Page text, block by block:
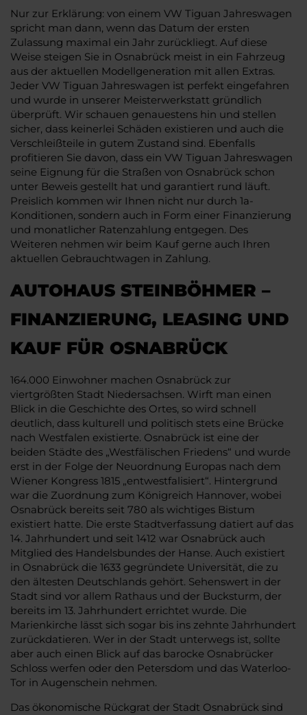
Nur zur Erklärung: von einem VW Tiguan Jahreswagen
spricht man dann, wenn das Datum der ersten
Zulassung maximal ein Jahr zurückliegt. Auf diese
Weise steigen Sie in Osnabrück meist in ein Fahrzeug
aus der aktuellen Modellgeneration mit allen Extras.
Jeder VW Tiguan Jahreswagen ist perfekt eingefahren
und wurde in unserer Meisterwerkstatt gründlich
überprüft. Wir schauen genauestens hin und stellen
sicher, dass keinerlei Schäden existieren und auch die
Verschleißteile in gutem Zustand sind. Ebenfalls
profitieren Sie davon, dass ein VW Tiguan Jahreswagen
seine Eignung für die Straßen von Osnabrück schon
unter Beweis gestellt hat und garantiert rund läuft.
Preislich kommen wir Ihnen nicht nur durch 1a-
Konditionen, sondern auch in Form einer Finanzierung
und monatlicher Ratenzahlung entgegen. Des
Weiteren nehmen wir beim Kauf gerne auch Ihren
aktuellen Gebrauchtwagen in Zahlung.
AUTOHAUS STEINBÖHMER –
FINANZIERUNG, LEASING UND
KAUF FÜR OSNABRÜCK
164.000 Einwohner machen Osnabrück zur
viertgrößten Stadt Niedersachsen. Wirft man einen
Blick in die Geschichte des Ortes, so wird schnell
deutlich, dass kulturell und politisch stets eine Brücke
nach Westfalen existierte. Osnabrück ist eine der
beiden Städte des „Westfälischen Friedens“ und wurde
erst in der Folge der Neuordnung Europas nach dem
Wiener Kongress 1815 „entwestfalisiert“. Hintergrund
war die Zuordnung zum Königreich Hannover, wobei
Osnabrück bereits seit 780 als wichtiges Bistum
existiert hatte. Die erste Stadtverfassung datiert auf das
14. Jahrhundert und seit 1412 war Osnabrück auch
Mitglied des Handelsbundes der Hanse. Auch existiert
in Osnabrück die 1633 gegründete Universität, die zu
den ältesten Deutschlands gehört. Sehenswert in der
Stadt sind vor allem Rathaus und der Bucksturm, der
bereits im 13. Jahrhundert errichtet wurde. Die
Marienkirche lässt sich sogar bis ins zehnte Jahrhundert
zurückdatieren. Wer in der Stadt unterwegs ist, sollte
aber auch einen Blick auf das barocke Osnabrücker
Schloss werfen oder den Petersdom und das Waterloo-
Tor in Augenschein nehmen.
Das ökonomische Rückgrat der Stadt Osnabrück sind